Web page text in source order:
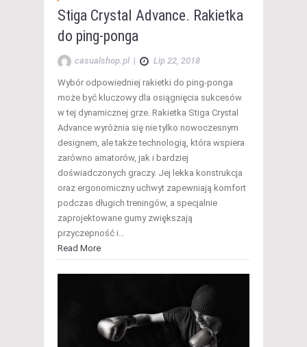
Stiga Crystal Advance. Rakietka
do ping-ponga
casualshop.pl | Lip 22, 2018
Wybór odpowiedniej rakietki do ping-ponga
może być kluczowy dla osiągnięcia sukcesów
w tej dynamicznej grze. Rakietka Stiga Crystal
Advance wyróżnia się nie tylko nowoczesnym
designem, ale także technologią, która wspiera
zarówno amatorów, jak i bardziej
doświadczonych graczy. Jej lekka konstrukcja
oraz ergonomiczny uchwyt zapewniają komfort
podczas długich treningów, a specjalnie
zaprojektowane gumy zwiększają
przyczepność i…
Read More